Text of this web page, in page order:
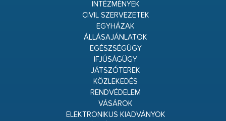
INTÉZMÉNYEK
CIVIL SZERVEZETEK
EGYHÁZAK
ÁLLÁSAJÁNLATOK
EGÉSZSÉGÜGY
IFJÚSÁGÜGY
JÁTSZÓTEREK
KÖZLEKEDÉS
RENDVÉDELEM
VÁSÁROK
ELEKTRONIKUS KIADVÁNYOK